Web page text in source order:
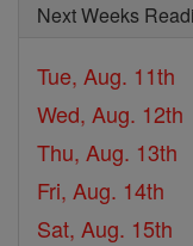
Next Weeks
Tue, Aug. 11th
Wed, Aug. 12th
Thu, Aug. 13th
Fri, Aug. 14th
Sat, Aug. 15th